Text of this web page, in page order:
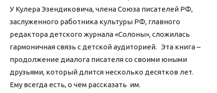
У Кулера Эзендиковича, члена Союза писателей РФ,
заслуженного работника культуры РФ, главного
редактора детского журнала «Солоны», сложилась
гармоничная связь с детской аудиторией. Эта книга –
продолжение диалога писателя со своими юными
друзьями, который длится несколько десятков лет.
Ему всегда есть, о чем рассказать им.